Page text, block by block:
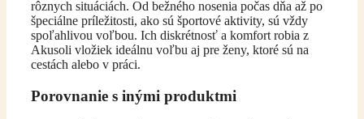
rôznych situáciách. Od bežného nosenia počas dňa až po
špeciálne príležitosti, ako sú športové aktivity, sú vždy
spoľahlivou voľbou. Ich diskrétnosť a komfort robia z
Akusoli vložiek ideálnu voľbu aj pre ženy, ktoré sú na
cestách alebo v práci.
Porovnanie s inými produktmi